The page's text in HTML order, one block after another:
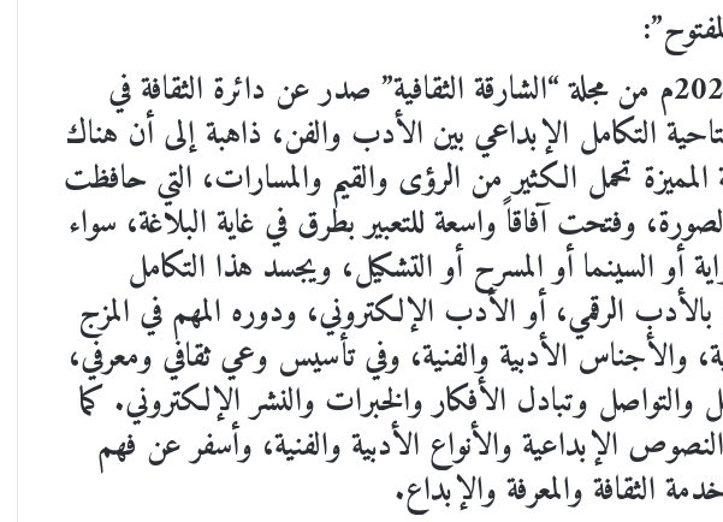
العدد (81) لشهر يوليو 2023م من مجلة “الشارقة الثقافية” صدر عن دائرة الثقافة في
التكامل الإبداعي بين الأدب والفن، ذاهبة إلى أن هناك
تحمل الكثير من الرؤى والقيم والمسارات، التي حافظت
وفتحت آفاقاً واسعة للتعبير بطرق في غاية البلاغة، سواء
أو السينما أو المسرح أو التشكيل، ويجسد هذا التكامل
الرقمي، أو الأدب الإلكتروني، ودوره المهم في المزج
والأجناس الأدبية والفنية، وفي تأسيس وعي ثقافي ومعرفي،
وتبادل الأفكار والخبرات والنشر الإلكتروني. كما
الإبداعية والأنواع الأدبية والفنية، وأسفر عن فهم
الثقافة والمعرفة والإبداع.